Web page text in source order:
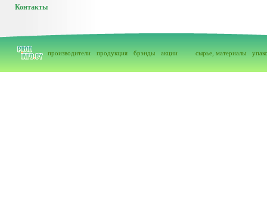
Контакты
производители продукция брэнды акции сырье, материалы